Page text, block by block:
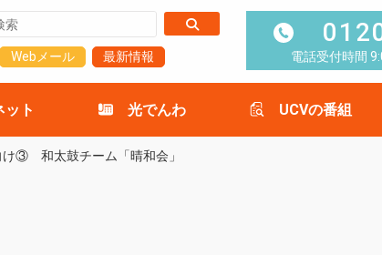
Webメール 最新情報 電話受付時間
ット 光でんわ UCVの番組
け③ 和太鼓チーム「晴和会」